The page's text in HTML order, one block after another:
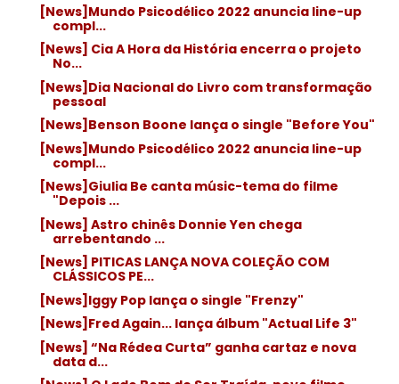
[News]Mundo Psicodélico 2022 anuncia line-up
compl...
[News] Cia A Hora da História encerra o projeto
No...
[News]Dia Nacional do Livro com transformação
pessoal
[News]Benson Boone lança o single "Before You"
[News]Mundo Psicodélico 2022 anuncia line-up
compl...
[News]Giulia Be canta músic-tema do filme
"Depois ...
[News] Astro chinês Donnie Yen chega
arrebentando ...
[News] PITICAS LANÇA NOVA COLEÇÃO COM
CLÁSSICOS PE...
[News]Iggy Pop lança o single "Frenzy"
[News]Fred Again... lança álbum "Actual Life 3"
[News] “Na Rédea Curta” ganha cartaz e nova
data d...